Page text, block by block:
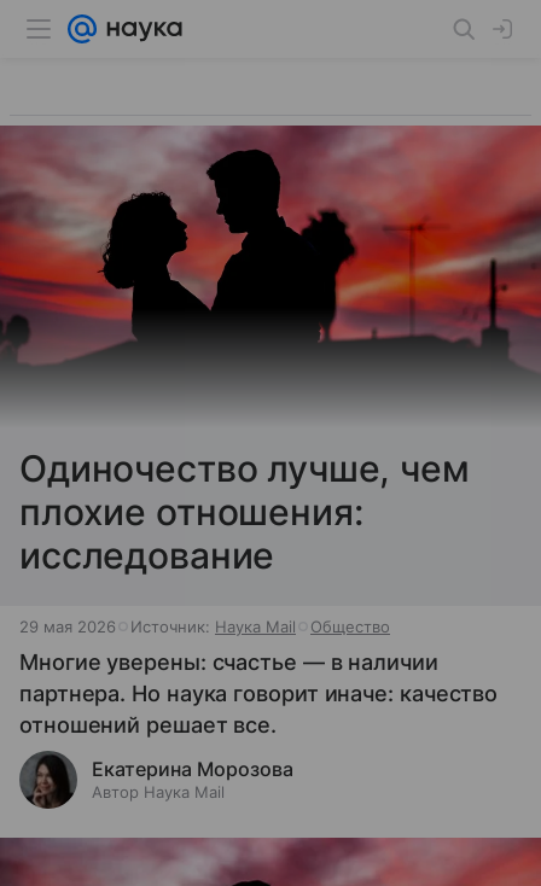
Одиночество лучше, чем
плохие отношения:
исследование
29 мая 2026 Источник: Наука Mail Общество
Многие уверены: счастье — в наличии
партнера. Но наука говорит иначе: качество
отношений решает все.
Екатерина Морозова
Автор Наука Mail